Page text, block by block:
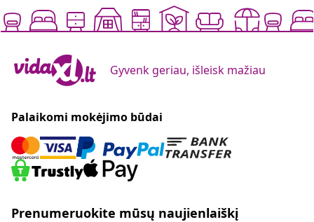
Gyvenk geriau, išleisk mažiau
Palaikomi mokėjimo būdai
Prenumeruokite mūsų naujienlaiškį